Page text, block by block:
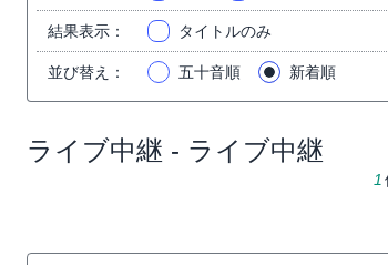
結果表示 ： タイトルのみ
並び替え ： 五十音順 新着順
ライブ中継 - ライブ中継
1